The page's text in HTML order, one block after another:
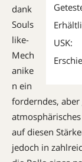
USK:
dank
Souls
like-
Mech
anike
n ein
forderndes,
auf diesen
jedoch in